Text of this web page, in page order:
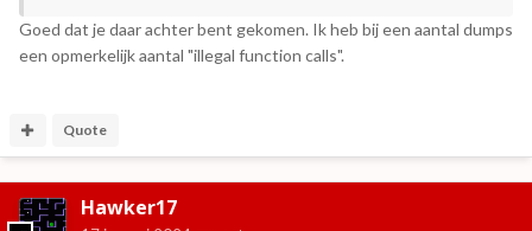
Goed dat je daar achter bent gekomen. Ik heb bij een aantal dumps
een opmerkelijk aantal "illegal function calls".
Quote
Hawker17